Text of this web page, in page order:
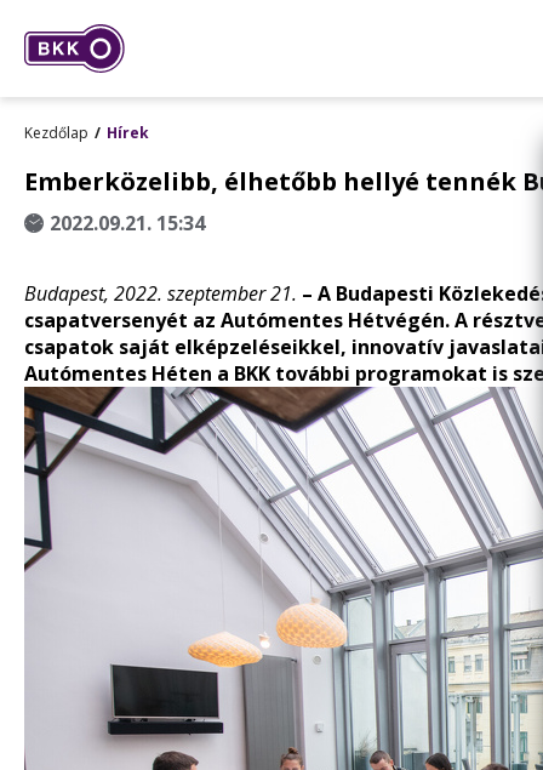
Kezdőlap Hírek
Emberközelibb, élhetőbb hellyé tennék
2022.09.21. 15:34
Budapest, 2022. szeptember21. – A Budapesti
csapatversenyét az Autómentes Hétvégén. A
csapatok saját elképzeléseikkel, innovatív
Autómentes Héten a BKK további programokat is